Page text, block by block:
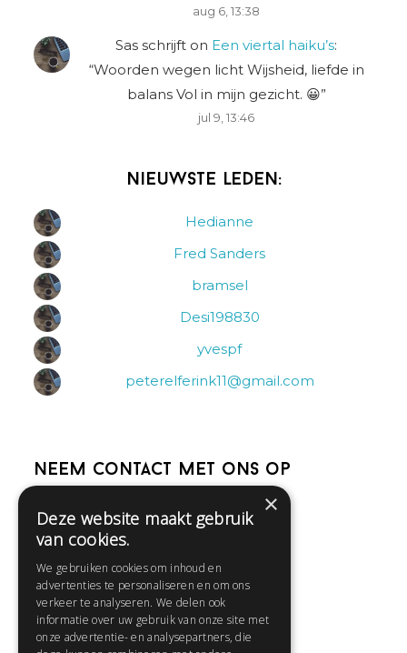
aug 6, 13:38
Sas schrijft on Een viertal haiku’s:
“Woorden wegen licht Wijsheid, liefde in
balans Vol in mijn gezicht. 😀”
jul 9, 13:46
Nieuwste leden:
Hedianne
Fred Sanders
bramsel
Desi198830
yvespf
peterelferink11@gmail.com
Neem contact met ons op
Help
Contact
Huisregels
×
Deze website maakt gebruik
van cookies.
We gebruiken cookies om inhoud en
advertenties te personaliseren en om ons
verkeer te analyseren. We delen ook
informatie over uw gebruik van onze site met
onze advertentie- en analysepartners, die